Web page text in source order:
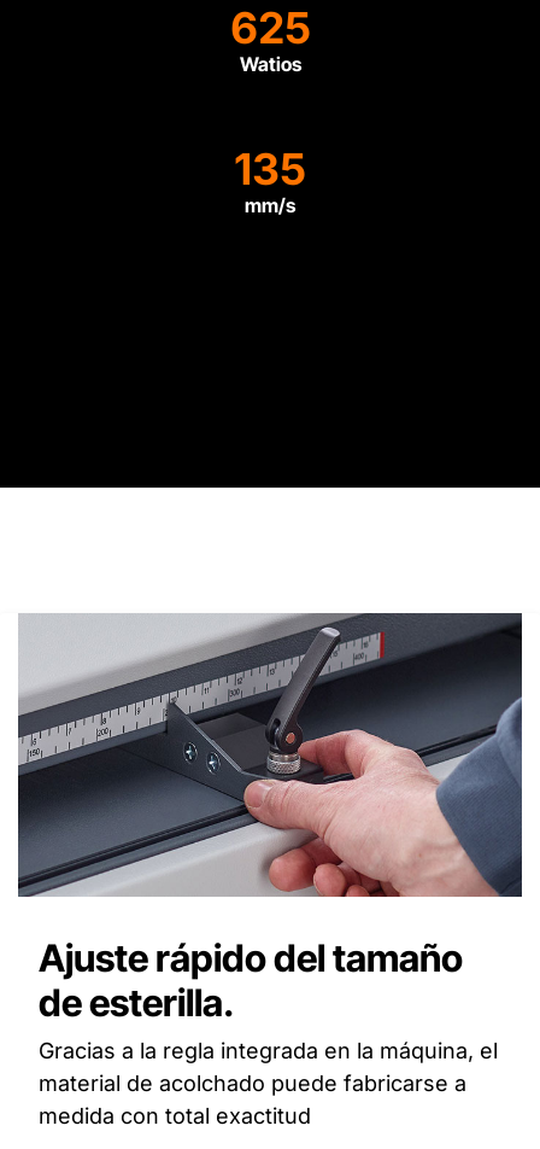
625
Watios
135
mm/s
Ajuste rápido del tamaño
de esterilla.
Gracias a la regla integrada en la máquina, el
material de acolchado puede fabricarse a
medida con total exactitud